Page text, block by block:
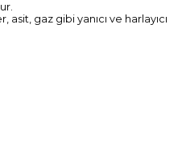
asit, gaz gibi yanıcı ve harlayıcı